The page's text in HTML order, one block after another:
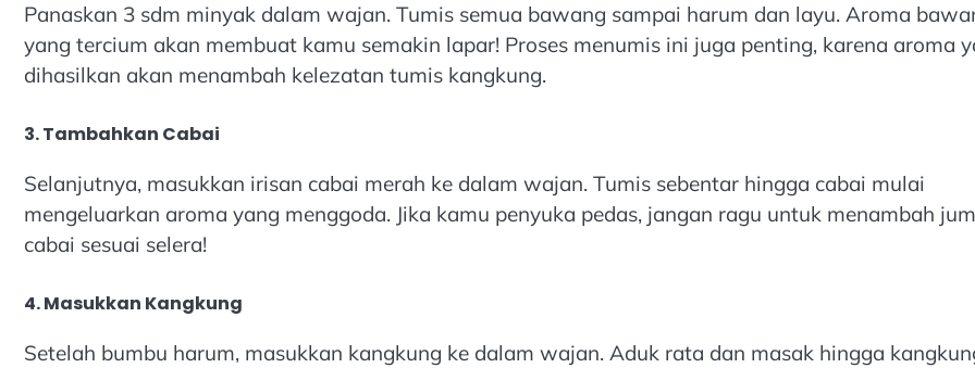
Panaskan 3 sdm minyak dalam wajan. Tumis semua bawang sampai harum dan layu. Aroma
yang tercium akan membuat kamu semakin lapar! Proses menumis ini juga penting, karena aroma
dihasilkan akan menambah kelezatan tumis kangkung.
3. Tambahkan Cabai
Selanjutnya, masukkan irisan cabai merah ke dalam wajan. Tumis sebentar hingga cabai mulai
mengeluarkan aroma yang menggoda. Jika kamu penyuka pedas, jangan ragu untuk menambah
cabai sesuai selera!
4. Masukkan Kangkung
Setelah bumbu harum, masukkan kangkung ke dalam wajan. Aduk rata dan masak hingga